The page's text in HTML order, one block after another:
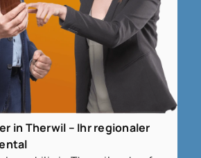
in Therwil – Ihr regionaler